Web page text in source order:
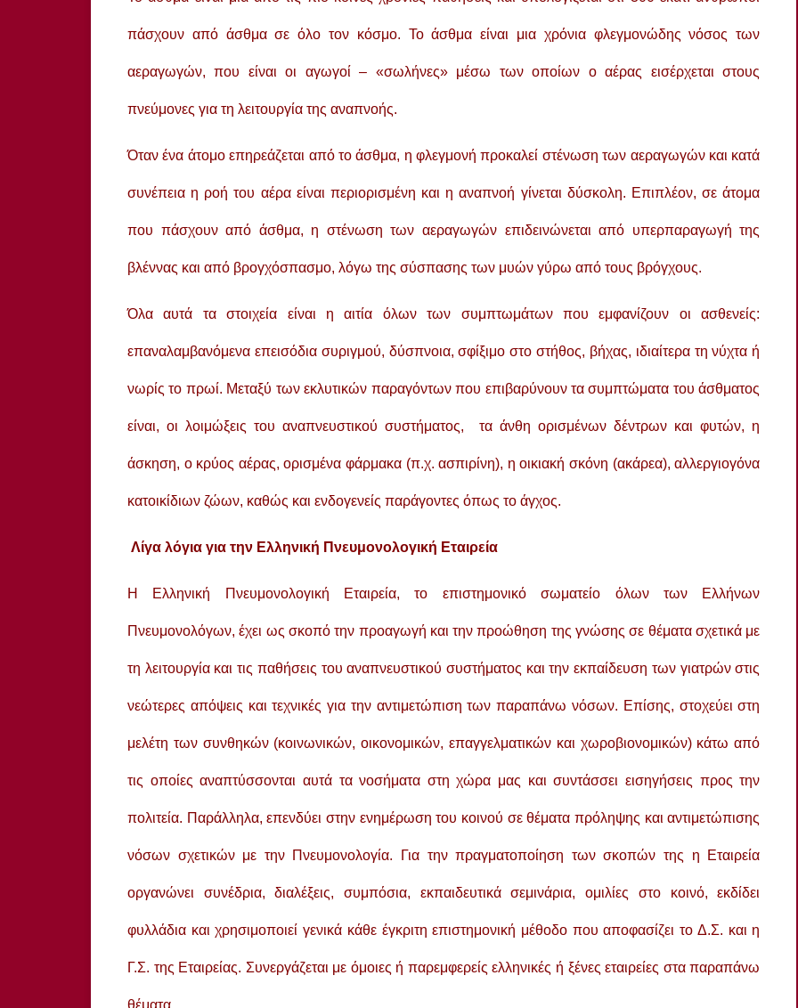
πάσχουν από άσθμα σε όλο τον κόσμο. Το άσθμα είναι μια χρόνια φλεγμονώδης νόσος των
αεραγωγών, που είναι οι αγωγοί – «σωλήνες» μέσω των οποίων ο αέρας εισέρχεται στους
πνεύμονες για τη λειτουργία της αναπνοής.
Όταν ένα άτομο επηρεάζεται από το άσθμα, η φλεγμονή προκαλεί στένωση των αεραγωγών και κατά
συνέπεια η ροή του αέρα είναι περιορισμένη και η αναπνοή γίνεται δύσκολη. Επιπλέον, σε άτομα
που πάσχουν από άσθμα, η στένωση των αεραγωγών επιδεινώνεται από υπερπαραγωγή της
βλέννας και από βρογχόσπασμο, λόγω της σύσπασης των μυών γύρω από τους βρόγχους.
Όλα αυτά τα στοιχεία είναι η αιτία όλων των συμπτωμάτων που εμφανίζουν οι ασθενείς:
επαναλαμβανόμενα επεισόδια συριγμού, δύσπνοια, σφίξιμο στο στήθος, βήχας, ιδιαίτερα τη νύχτα ή
νωρίς το πρωί. Μεταξύ των εκλυτικών παραγόντων που επιβαρύνουν τα συμπτώματα του άσθματος
είναι, οι λοιμώξεις του αναπνευστικού συστήματος, τα άνθη ορισμένων δέντρων και φυτών, η
άσκηση, ο κρύος αέρας, ορισμένα φάρμακα (π.χ. ασπιρίνη), η οικιακή σκόνη (ακάρεα), αλλεργιογόνα
κατοικίδιων ζώων, καθώς και ενδογενείς παράγοντες όπως το άγχος.
Λίγα λόγια για την Ελληνική Πνευμονολογική Εταιρεία
Η Ελληνική Πνευμονολογική Εταιρεία, το επιστημονικό σωματείο όλων των Ελλήνων
Πνευμονολόγων, έχει ως σκοπό την προαγωγή και την προώθηση της γνώσης σε θέματα σχετικά με
τη λειτουργία και τις παθήσεις του αναπνευστικού συστήματος και την εκπαίδευση των γιατρών στις
νεώτερες απόψεις και τεχνικές για την αντιμετώπιση των παραπάνω νόσων. Επίσης, στοχεύει στη
μελέτη των συνθηκών (κοινωνικών, οικονομικών, επαγγελματικών και χωροβιονομικών) κάτω από
τις οποίες αναπτύσσονται αυτά τα νοσήματα στη χώρα μας και συντάσσει εισηγήσεις προς την
πολιτεία. Παράλληλα, επενδύει στην ενημέρωση του κοινού σε θέματα πρόληψης και αντιμετώπισης
νόσων σχετικών με την Πνευμονολογία. Για την πραγματοποίηση των σκοπών της η Εταιρεία
οργανώνει συνέδρια, διαλέξεις, συμπόσια, εκπαιδευτικά σεμινάρια, ομιλίες στο κοινό, εκδίδει
φυλλάδια και χρησιμοποιεί γενικά κάθε έγκριτη επιστημονική μέθοδο που αποφασίζει το Δ.Σ. και η
Γ.Σ. της Εταιρείας. Συνεργάζεται με όμοιες ή παρεμφερείς ελληνικές ή ξένες εταιρείες στα παραπάνω
θέματα.